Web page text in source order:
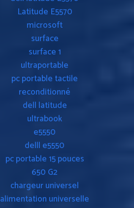
Latitude E5570
microsoft
surface
surface 1
ultraportable
pc portable tactile
reconditionné
dell latitude
ultrabook
e5550
delll e5550
pc portable 15 pouces
650 G2
chargeur universel
alimentation universelle